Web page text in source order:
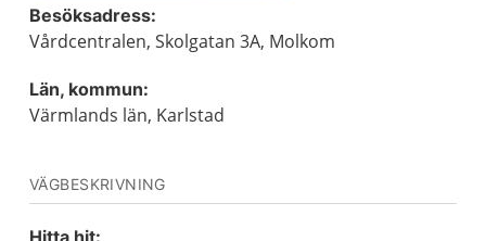
Besöksadress:
Vårdcentralen, Skolgatan 3A, Molkom
Län, kommun:
Värmlands län, Karlstad
VÄGBESKRIVNING
Hitta hit: